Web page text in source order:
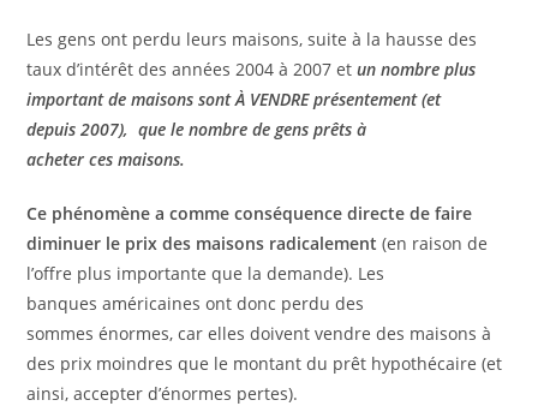
Les gens ont perdu leurs maisons, suite à la hausse des
taux d’intérêt des années 2004 à 2007 etun nombre plus
important de maisons sont À VENDRE présentement (et
depuis 2007), que le nombre de gens prêts à
acheter ces maisons.
Ce phénomène a comme conséquence directe de faire
diminuer le prix des maisons radicalement (en raison de
l’offre plus importante que la demande). Les
banques américaines ont donc perdu des
sommes énormes, car elles doivent vendre des maisons à
des prix moindres que le montant du prêt hypothécaire (et
ainsi, accepter d’énormes pertes).